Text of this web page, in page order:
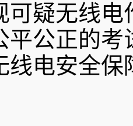
可疑无线
平公正的
线电安全保